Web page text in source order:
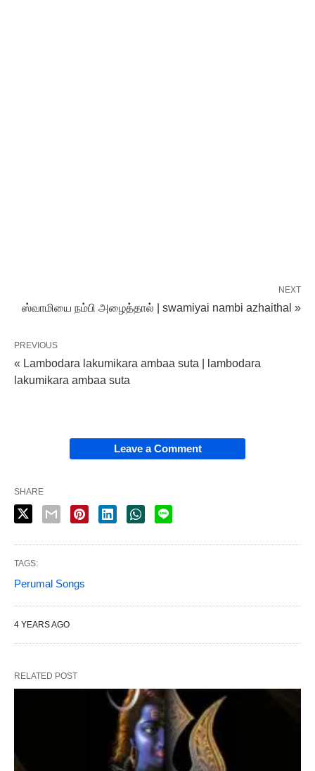
NEXT
ஸ்வாமியை நம்பி அழைத்தால் | swamiyai nambi azhaithal »
PREVIOUS
« Lambodara lakumikara ambaa suta | lambodara
lakumikara ambaa suta
Leave a Comment
SHARE
TAGS:
Perumal Songs
4 YEARS AGO
RELATED POST